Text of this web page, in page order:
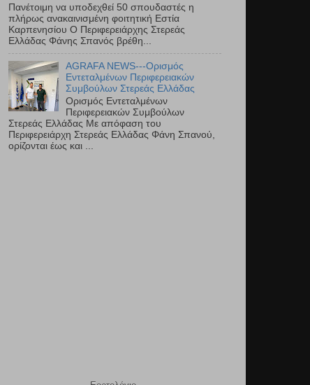
Πανέτοιμη να υποδεχθεί 50 σπουδαστές η
πλήρως ανακαινισμένη φοιτητική Εστία
Καρπενησίου Ο Περιφερειάρχης Στερεάς
Ελλάδας Φάνης Σπανός βρέθη...
AGRAFA NEWS---Ορισμός
Εντεταλμένων Περιφερειακών
Συμβούλων Στερεάς Ελλάδας
Ορισμός Εντεταλμένων
Περιφερειακών Συμβούλων
Στερεάς Ελλάδας Με απόφαση του
Περιφερειάρχη Στερεάς Ελλάδας Φάνη Σπανού,
ορίζονται έως και ...